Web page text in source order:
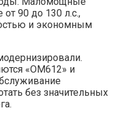
90 до 130 л.с.,
и экономным
«OM612» и
без значительных